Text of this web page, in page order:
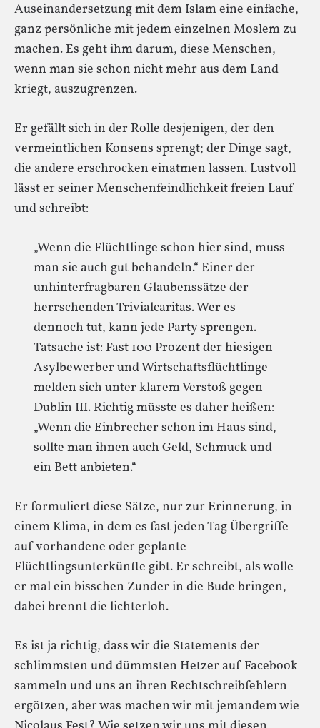
Auseinandersetzung mit dem Islam eine einfache,
ganz persönliche mit jedem einzelnen Moslem zu
machen. Es geht ihm darum, diese Menschen,
wenn man sie schon nicht mehr aus dem Land
kriegt, auszugrenzen.
Er gefällt sich in der Rolle desjenigen, der den
vermeintlichen Konsens sprengt; der Dinge sagt,
die andere erschrocken einatmen lassen. Lustvoll
lässt er seiner Menschenfeindlichkeit freien Lauf
und schreibt:
„Wenn die Flüchtlinge schon hier sind, muss
man sie auch gut behandeln.“ Einer der
unhinterfragbaren Glaubenssätze der
herrschenden Trivialcaritas. Wer es
dennoch tut, kann jede Party sprengen.
Tatsache ist: Fast 100 Prozent der hiesigen
Asylbewerber und Wirtschaftsflüchtlinge
melden sich unter klarem Verstoß gegen
Dublin III. Richtig müsste es daher heißen:
„Wenn die Einbrecher schon im Haus sind,
sollte man ihnen auch Geld, Schmuck und
ein Bett anbieten.“
Er formuliert diese Sätze, nur zur Erinnerung, in
einem Klima, in dem es fast jeden Tag Übergriffe
auf vorhandene oder geplante
Flüchtlingsunterkünfte gibt. Er schreibt, als wolle
er mal ein bisschen Zunder in die Bude bringen,
dabei brennt die lichterloh.
Es ist ja richtig, dass wir die Statements der
schlimmsten und dümmsten Hetzer auf Facebook
sammeln und uns an ihren Rechtschreibfehlern
ergötzen, aber was machen wir mit jemandem wie